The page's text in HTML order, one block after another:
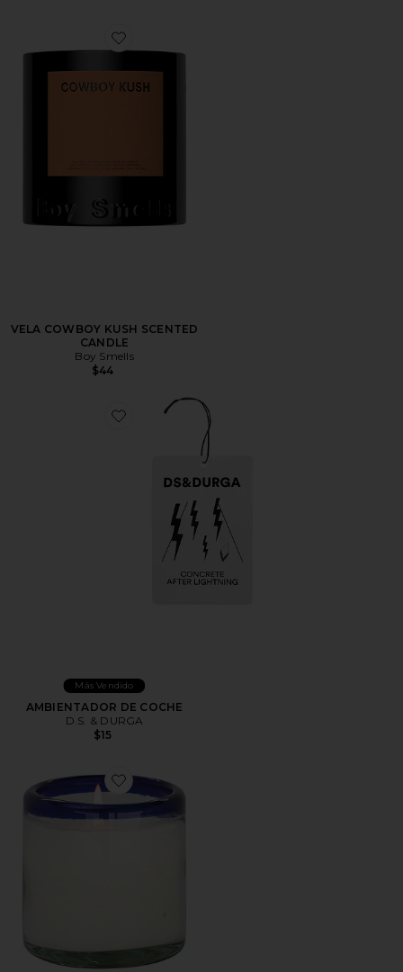
Favorite VELA COWBOY KUSH SCENTED CANDLE
VELA COWBOY KUSH SCENTED
CANDLE
Boy Smells
$44
Favorite AMBIENTADOR DE COCHE
Más Vendido
AMBIENTADOR DE COCHE
D.S. & DURGA
$15
Favorite VELA LA PLAYA CANDLE